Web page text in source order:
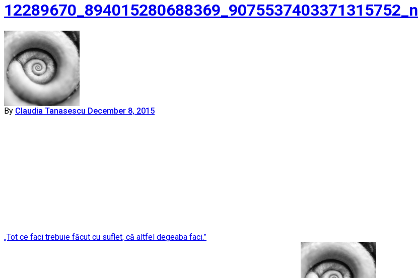
12289670_894015280688369_9075537403371315752_n
By Claudia Tanasescu December 8, 2015
Post
„Tot ce faci trebuie făcut cu suflet, că altfel degeaba faci.”